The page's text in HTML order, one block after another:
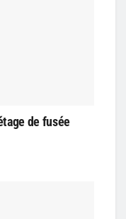
de fusée